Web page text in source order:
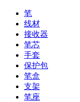
笔
线材
接收器
笔芯
手套
保护包
笔盒
支架
笔座